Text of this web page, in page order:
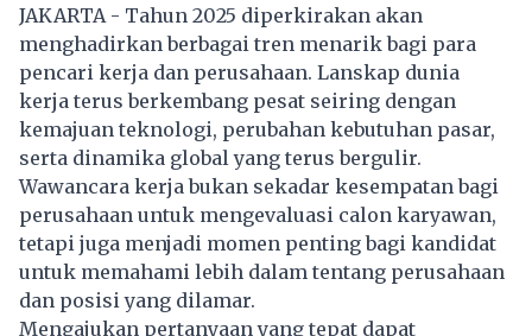
JAKARTA - Tahun 2025 diperkirakan akan
menghadirkan berbagai tren menarik bagi para
pencari kerja dan perusahaan. Lanskap dunia
kerja terus berkembang pesat seiring dengan
kemajuan teknologi, perubahan kebutuhan pasar,
serta dinamika global yang terus bergulir.
Wawancara kerja bukan sekadar kesempatan bagi
perusahaan untuk mengevaluasi calon karyawan,
tetapi juga menjadi momen penting bagi kandidat
untuk memahami lebih dalam tentang perusahaan
dan posisi yang dilamar.
Mengajukan pertanyaan yang tepat dapat